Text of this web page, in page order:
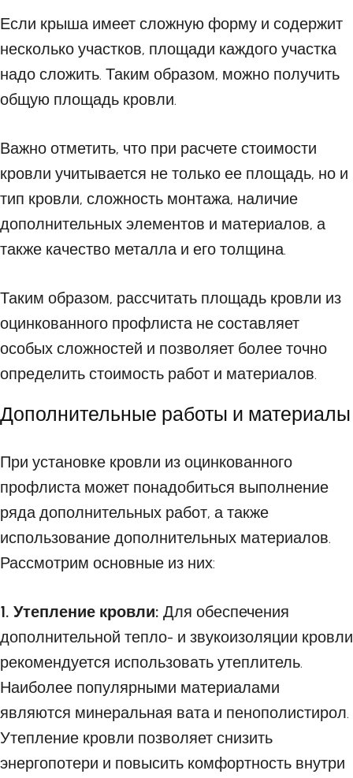
Если крыша имеет сложную форму и содержит
несколько участков, площади каждого участка
надо сложить. Таким образом, можно получить
общую площадь кровли.
Важно отметить, что при расчете стоимости
кровли учитывается не только ее площадь, но и
тип кровли, сложность монтажа, наличие
дополнительных элементов и материалов, а
также качество металла и его толщина.
Таким образом, рассчитать площадь кровли из
оцинкованного профлиста не составляет
особых сложностей и позволяет более точно
определить стоимость работ и материалов.
Дополнительные работы и материалы
При установке кровли из оцинкованного
профлиста может понадобиться выполнение
ряда дополнительных работ, а также
использование дополнительных материалов.
Рассмотрим основные из них:
1. Утепление кровли: Для обеспечения
дополнительной тепло- и звукоизоляции кровли
рекомендуется использовать утеплитель.
Наиболее популярными материалами
являются минеральная вата и пенополистирол.
Утепление кровли позволяет снизить
энергопотери и повысить комфортность внутри